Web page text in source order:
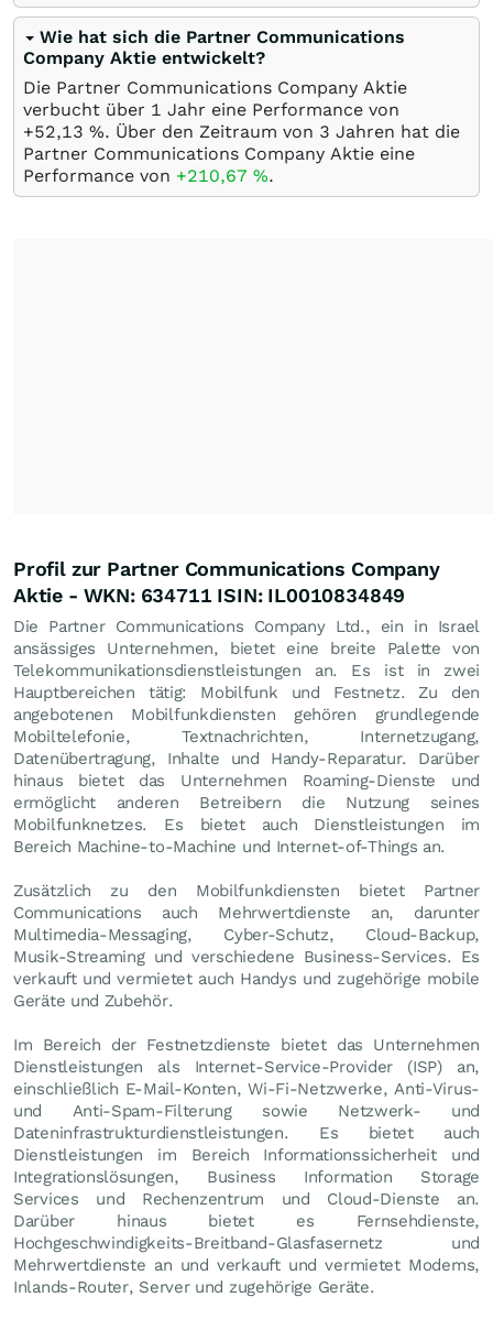
Wie hat sich die Partner Communications
Company Aktie entwickelt?
Die Partner Communications Company Aktie
verbucht über 1 Jahr eine Performance von
+52,13 %. Über den Zeitraum von 3 Jahren hat die
Partner Communications Company Aktie eine
Performance von +210,67 %.
Profil zur Partner Communications Company
Aktie - WKN: 634711 ISIN: IL0010834849
Die Partner Communications Company Ltd., ein in Israel
ansässiges Unternehmen, bietet eine breite Palette von
Telekommunikationsdienstleistungen an. Es ist in zwei
Hauptbereichen tätig: Mobilfunk und Festnetz. Zu den
angebotenen Mobilfunkdiensten gehören grundlegende
Mobiltelefonie, Textnachrichten, Internetzugang,
Datenübertragung, Inhalte und Handy-Reparatur. Darüber
hinaus bietet das Unternehmen Roaming-Dienste und
ermöglicht anderen Betreibern die Nutzung seines
Mobilfunknetzes. Es bietet auch Dienstleistungen im
Bereich Machine-to-Machine und Internet-of-Things an.
Zusätzlich zu den Mobilfunkdiensten bietet Partner
Communications auch Mehrwertdienste an, darunter
Multimedia-Messaging, Cyber-Schutz, Cloud-Backup,
Musik-Streaming und verschiedene Business-Services. Es
verkauft und vermietet auch Handys und zugehörige mobile
Geräte und Zubehör.
Im Bereich der Festnetzdienste bietet das Unternehmen
Dienstleistungen als Internet-Service-Provider (ISP) an,
einschließlich E-Mail-Konten, Wi-Fi-Netzwerke, Anti-Virus-
und Anti-Spam-Filterung sowie Netzwerk- und
Dateninfrastrukturdienstleistungen. Es bietet auch
Dienstleistungen im Bereich Informationssicherheit und
Integrationslösungen, Business Information Storage
Services und Rechenzentrum und Cloud-Dienste an.
Darüber hinaus bietet es Fernsehdienste,
Hochgeschwindigkeits-Breitband-Glasfasernetz und
Mehrwertdienste an und verkauft und vermietet Modems,
Inlands-Router, Server und zugehörige Geräte.